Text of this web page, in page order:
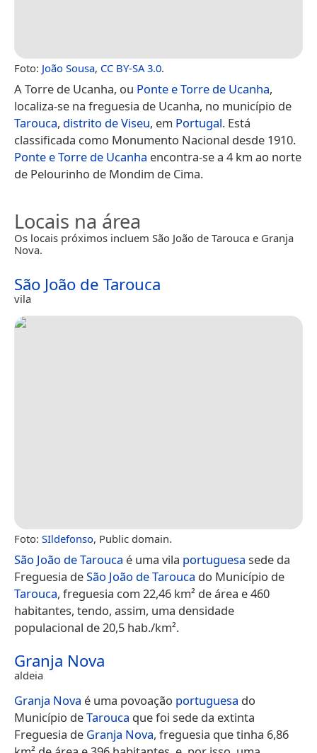
Foto: João Sousa, CC BY-SA 3.0.
A Torre de Ucanha, ou Ponte e Torre de Ucanha,
localiza-se na freguesia de Ucanha, no município de
Tarouca, distrito de Viseu, em Portugal. Está
classificada como Monumento Nacional desde 1910.
Ponte e Torre de Ucanha encontra-se a 4 km ao norte
de Pelourinho de Mondim de Cima.
Locais na área
Os locais próximos incluem São João de Tarouca e Granja
Nova.
São João de Tarouca
vila
Foto: SIldefonso, Public domain.
São João de Tarouca é uma vila portuguesa sede da
Freguesia deSão João de Tarouca do Município de
Tarouca, freguesia com 22,46 km² de área e 460
habitantes, tendo, assim, uma densidade
populacional de 20,5 hab./km².
Granja Nova
aldeia
Granja Nova é uma povoação portuguesa do
Município deTarouca que foi sede da extinta
Freguesia de Granja Nova, freguesia que tinha 6,86